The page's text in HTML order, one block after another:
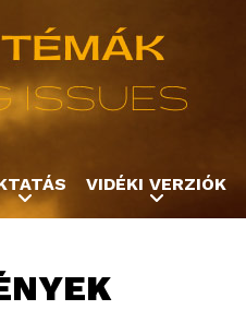
VIDÉKI VERZIÓK